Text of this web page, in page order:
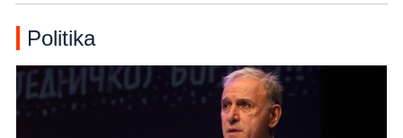
Politika